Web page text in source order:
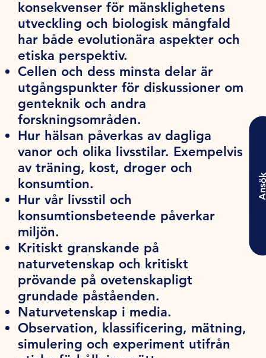
konsekvenser för mänsklighetens
utveckling och biologisk mångfald
har både evolutionära aspekter och
etiska perspektiv.
Cellen och dess minsta delar är
utgångspunkter för diskussioner om
genteknik och andra
forskningsområden.
Hur hälsan påverkas av dagliga
vanor och olika livsstilar. Exempelvis
av träning, kost, droger och
konsumtion.
Hur vår livsstil och
konsumtionsbeteende påverkar
miljön.
Kritiskt granskande på
naturvetenskap och kritiskt
prövande på ovetenskapligt
grundade påståenden.
Naturvetenskap i media.
Observation, klassificering, mätning,
simulering och experiment utifrån